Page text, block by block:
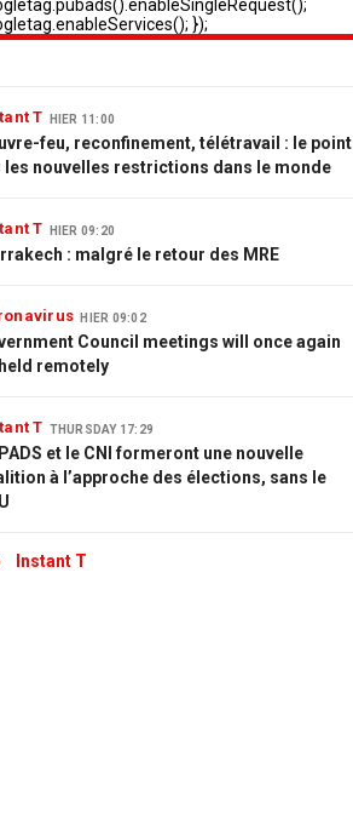
T HIER 11:00
feu, reconfinement, télétravail : le point
les nouvelles restrictions dans le monde
T HIER 09:20
: malgré le retour des MRE
HIER 09:02
Council meetings will once again
remotely
T THURSDAY 17:29
et le CNI formeront une nouvelle
à l’approche des élections, sans le
Instant T